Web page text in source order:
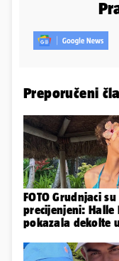
Preporučeni
FOTO Grudnjaci su
precijenjeni: Halle
pokazala dekolte
haljinici